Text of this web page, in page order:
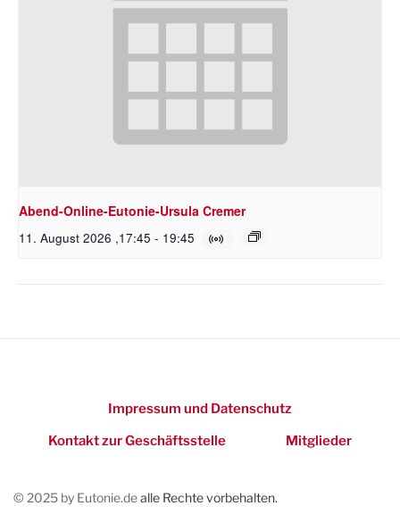
Abend-Online-Eutonie-Ursula Cremer
11. August 2026 ,17:45 - 19:45
Impressum und Datenschutz
Kontakt zur Geschäftsstelle
Mitglieder
© 2025 by Eutonie.dealle Rechte vorbehalten.